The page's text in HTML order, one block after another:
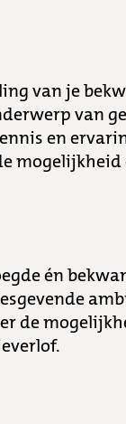
van je
van
en
én
de